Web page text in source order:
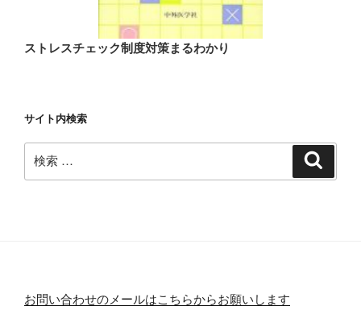
ストレスチェック制度対策まるわかり
サイト内検索
検
索:
お問い合わせのメールはこちらからお願いします